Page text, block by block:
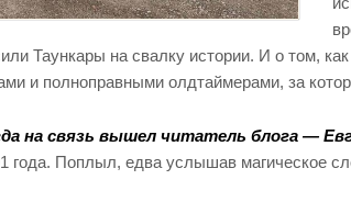
Таункары на свалку истории. И о том,
и полноправными олдтаймерами, за
на связь вышел читатель блога —
года. Поплыл, едва услышав магическое